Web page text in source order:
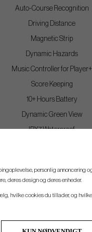
Auto-Course Recognition
Driving Distance
Magnetic Strip
Dynamic Hazards
Music Controller for Player+
Score Keeping
10+ Hours Battery
Dynamic Green View
IPX7 Waterproof
Blue Tees Golf Crossed Tees
personlig annoncering
deres design og deres enheder.
hvilke cookies du tillader, og